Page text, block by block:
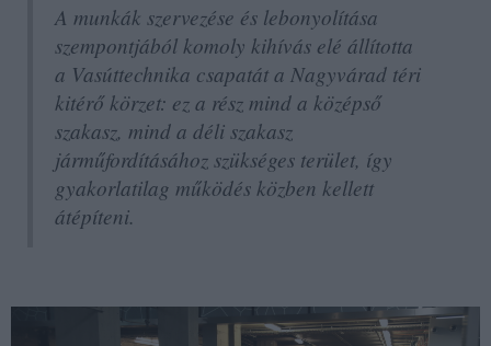
A munkák szervezése és lebonyolítása
szempontjából komoly kihívás elé állította
a Vasúttechnika csapatát a Nagyvárad téri
kitérő körzet: ez a rész mind a középső
szakasz, mind a déli szakasz
járműfordításához szükséges terület, így
gyakorlatilag működés közben kellett
átépíteni.